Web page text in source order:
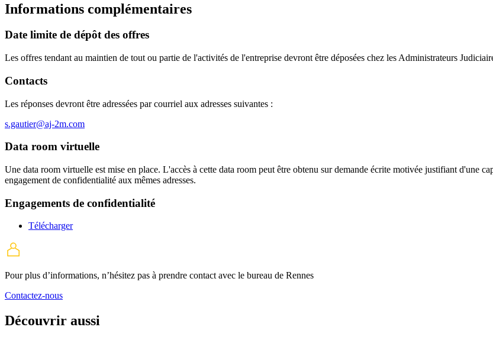
Informations complémentaires
Date limite de dépôt des offres
Les offres tendant au maintien de tout ou partie de l'activités de l'entreprise devront être déposées chez les Administrateurs
Contacts
Les réponses devront être adressées par courriel aux adresses suivantes :
s.gautier@aj-2m.com
Data room virtuelle
Une data room virtuelle est mise en place. L'accès à cette data room peut être obtenu sur demande écrite motivée justifiant d'une
engagement de confidentialité aux mêmes adresses.
Engagements de confidentialité
Télécharger
Pour plus d’informations, n’hésitez pas à prendre contact avec le bureau de Rennes
Contactez-nous
Découvrir aussi